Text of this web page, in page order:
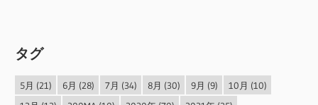
タグ
5月 (21) 6月 (28) 7月 (34) 8月 (30) 9月 (9) 10月 (10)